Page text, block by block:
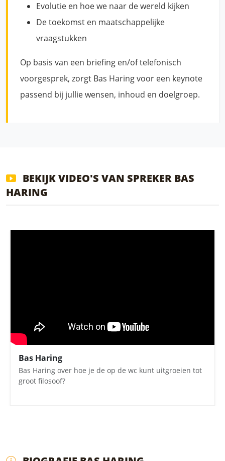
Evolutie en hoe we naar de wereld kijken
De toekomst en maatschappelijke
vraagstukken
Op basis van een briefing en/of telefonisch
voorgesprek, zorgt Bas Haring voor een keynote
passend bij jullie wensen, inhoud en doelgroep.
BEKIJK VIDEO'S VAN SPREKER BAS
HARING
Bas Haring
Bas Haring over hoe je de op de wc kunt uitgroeien tot
groot filosoof?